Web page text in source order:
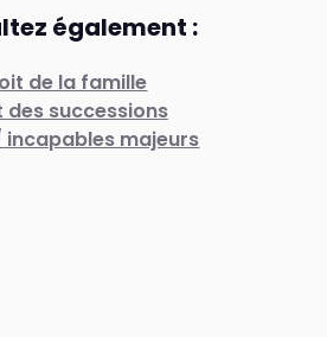
également :
de la famille
des successions
incapables majeurs